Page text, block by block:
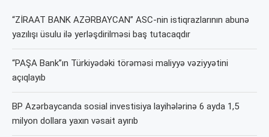
“ZİRAAT BANK AZƏRBAYCAN” ASC-nin istiqrazlarının abunə
yazılışı üsulu ilə yerləşdirilməsi baş tutacaqdır
“PAŞA Bank”ın Türkiyədəki törəməsi maliyyə vəziyyətini
açıqlayıb
BP Azərbaycanda sosial investisiya layihələrinə 6 ayda 1,5
milyon dollara yaxın vəsait ayırıb